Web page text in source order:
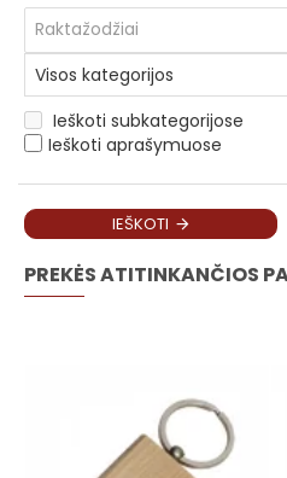
Ieškoti subkategorijose
Ieškoti aprašymuose
IEŠKOTI
PREKĖS ATITINKANČIOS